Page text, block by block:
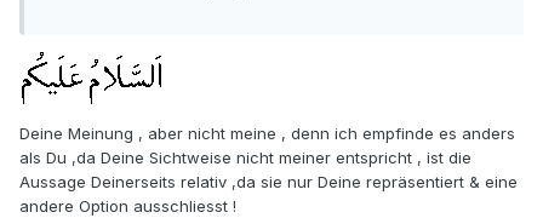
Deine Meinung , aber nicht meine , denn ich empfinde es anders
als Du ,da Deine Sichtweise nicht meiner entspricht , ist die
Aussage Deinerseits relativ ,da sie nur Deine repräsentiert & eine
andere Option ausschliesst !